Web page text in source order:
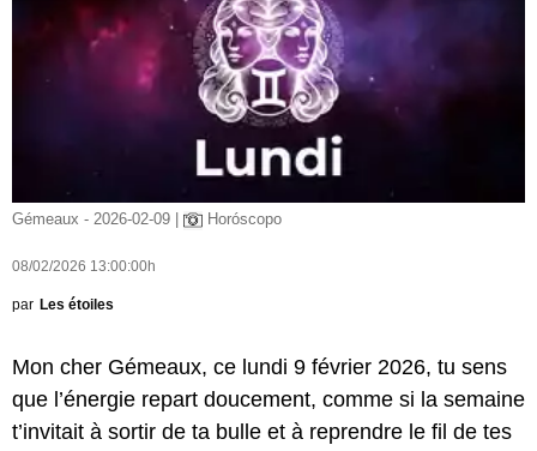
Gémeaux - 2026-02-09 | Horóscopo
08/02/2026 13:00:00h
par Les étoiles
Mon cher Gémeaux, ce lundi 9 février 2026, tu sens
que l’énergie repart doucement, comme si la semaine
t’invitait à sortir de ta bulle et à reprendre le fil de tes